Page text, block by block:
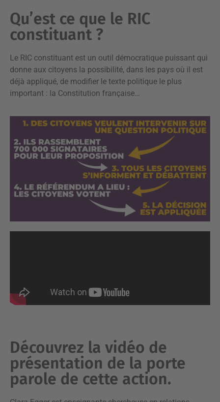
Qu’est ce que le RIC
constituant ?
Le RIC constituant est un outil démocratique puissant qui
donne aux citoyens la possibilité, dans les pays où il est
déjà appliqué, de modifier le texte politique le plus
important : la Constitution française…
Découvrez la vidéo de
présentation de la porte
parole de cette action.